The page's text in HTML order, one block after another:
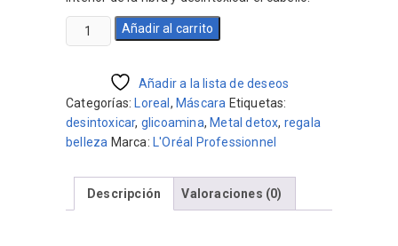
$1.887.
Máscara
Metal
Antimetal
250ml
cantidad
Añadir al carrito
Añadir a la lista de deseos
Categorías:
Loreal , Máscara Etiquetas:
desintoxicar, glicoamina, Metal detox, regala
belleza Marca: L'Oréal Professionnel
Descripción Valoraciones (0)